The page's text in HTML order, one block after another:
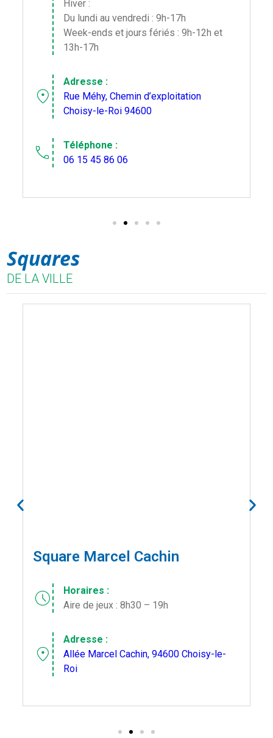
Hiver :
Du lundi au vendredi : 9h-17h
Week-ends et jours fériés : 9h-12h et
13h-17h
location_on
Adresse :
Rue Méhy, Chemin d’exploitation
Choisy-le-Roi 94600
phone
Téléphone :
06 15 45 86 06
Squares
DE LA VILLE
Square Marcel Cachin
schedule
Horaires :
Aire de jeux : 8h30 – 19h
location_on
Adresse :
Allée Marcel Cachin,94600 Choisy-le-
Roi